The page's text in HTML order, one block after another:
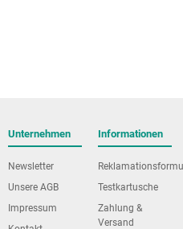
Unternehmen
Newsletter
Unsere AGB
Impressum
Informationen
Testkartusche
Zahlung &
Versand